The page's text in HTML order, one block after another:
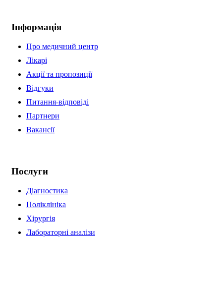
Інформація
Про медичний центр
Лікарі
Акції та пропозиції
Відгуки
Питання-відповіді
Партнери
Вакансії
Послуги
Діагностика
Поліклініка
Хірургія
Лабораторні аналізи